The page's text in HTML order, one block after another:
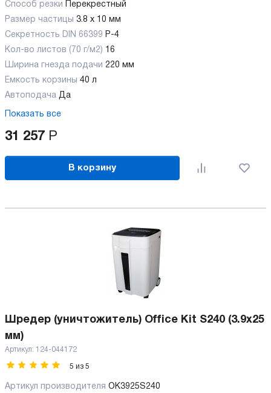
Способ резки
Перекрестный
Размер частицы 3.8 х 10 мм
Секретность DIN 66399 P-4
Кол-во листов (70 г/м2) 16
Ширина гнезда подачи 220 мм
Емкость корзины 40 л
Автоподача Да
Показать все
31 257 Р
В корзину
Шредер (уничтожитель) Office Kit S240 (3.9x25
мм)
Артикул: 124-044172
5 из 5
Артикул производителя OK3925S240